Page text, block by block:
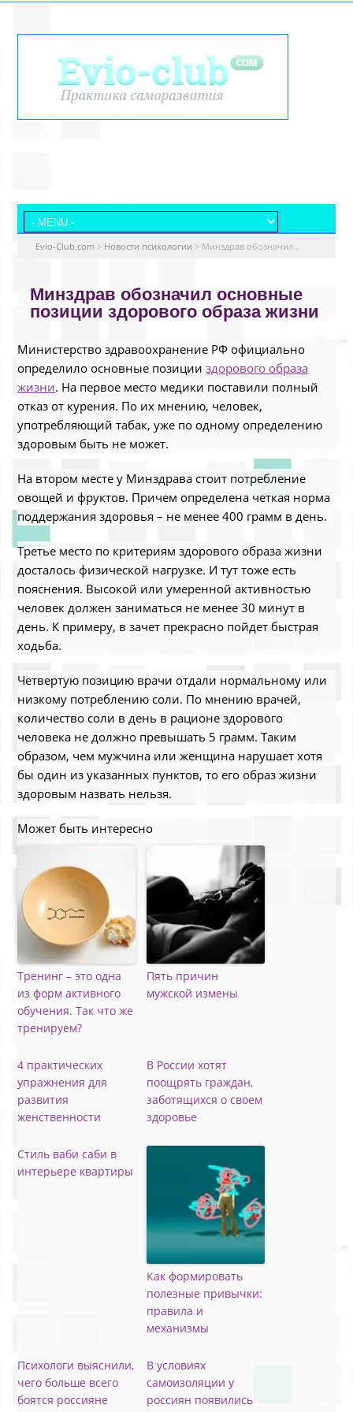
Evio-Club.com > Новости психологии > Минздрав обозначил…
Минздрав обозначил основные
позиции здорового образа жизни
Министерство здравоохранение РФ официально
определило основные позицииздорового образа
жизни. На первое место медики поставили полный
отказ от курения. По их мнению, человек,
употребляющий табак, уже по одному определению
здоровым быть не может.
На втором месте у Минздрава стоит потребление
овощей и фруктов. Причем определена четкая норма
поддержания здоровья – не менее 400 грамм в день.
Третье место по критериям здорового образа жизни
досталось физической нагрузке. И тут тоже есть
пояснения. Высокой или умеренной активностью
человек должен заниматься не менее 30 минут в
день. К примеру, в зачет прекрасно пойдет быстрая
ходьба.
Четвертую позицию врачи отдали нормальному или
низкому потреблению соли. По мнению врачей,
количество соли в день в рационе здорового
человека не должно превышать 5 грамм. Таким
образом, чем мужчина или женщина нарушает хотя
бы один из указанных пунктов, то его образ жизни
здоровым назвать нельзя.
Может быть интересно
Тренинг – это одна
из форм активного
обучения. Так что же
тренируем?
Пять причин
мужской измены
4 практических
упражнения для
развития
женственности
В России хотят
поощрять граждан,
заботящихся о своем
здоровье
Стиль ваби саби в
интерьере квартиры
Как формировать
полезные привычки:
правила и
механизмы
Психологи выяснили,
чего больше всего
боятся россияне
В условиях
самоизоляции у
россиян появились